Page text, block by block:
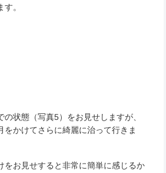
。
状態（写真5）をお見せしますが、
をかけてさらに綺麗に治って行きま
をお見せすると非常に簡単に感じるか